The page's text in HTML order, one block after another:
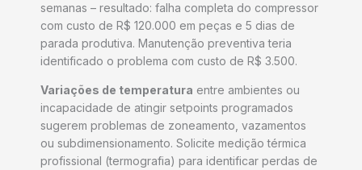
semanas – resultado: falha completa do compressor
com custo de R$ 120.000 em peças e 5 dias de
parada produtiva. Manutenção preventiva teria
identificado o problema com custo de R$ 3.500.
Variações de temperatura entre ambientes ou
incapacidade de atingir setpoints programados
sugerem problemas de zoneamento, vazamentos
ou subdimensionamento. Solicite medição térmica
profissional (termografia) para identificar perdas de